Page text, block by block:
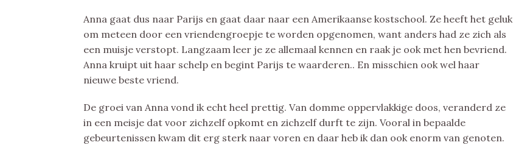
Anna gaat dus naar Parijs en gaat daar naar een Amerikaanse kostschool. Ze heeft het geluk
om meteen door een vriendengroepje te worden opgenomen, want anders had ze zich als
een muisje verstopt. Langzaam leer je ze allemaal kennen en raak je ook met hen bevriend.
Anna kruipt uit haar schelp en begint Parijs te waarderen.. En misschien ook wel haar
nieuwe beste vriend.
De groei van Anna vond ik echt heel prettig. Van domme oppervlakkige doos, veranderd ze
in een meisje dat voor zichzelf opkomt en zichzelf durft te zijn. Vooral in bepaalde
gebeurtenissen kwam dit erg sterk naar voren en daar heb ik dan ook enorm van genoten.